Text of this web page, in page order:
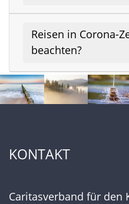
Reisen in Corona-
beachten?
KONTAKT
Caritasverband für den